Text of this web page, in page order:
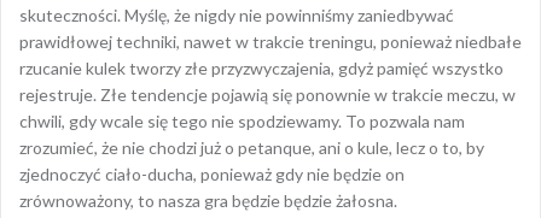
skuteczności. Myślę, że nigdy nie powinniśmy zaniedbywać
prawidłowej techniki, nawet w trakcie treningu, ponieważ niedbałe
rzucanie kulek tworzy złe przyzwyczajenia, gdyż pamięć wszystko
rejestruje. Złe tendencje pojawią się ponownie w trakcie meczu, w
chwili, gdy wcale się tego nie spodziewamy. To pozwala nam
zrozumieć, że nie chodzi już o petanque, ani o kule, lecz o to, by
zjednoczyć ciało-ducha, ponieważ gdy nie będzie on
zrównoważony, to nasza gra będzie będzie żałosna.